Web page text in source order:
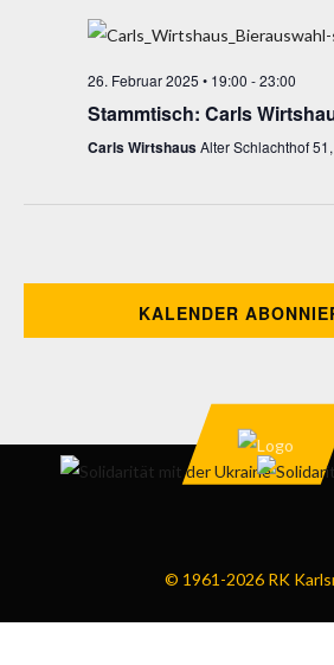
26. Februar 2025 • 19:00 -23:00
Stammtisch: Carls
Carls WirtshausAlter Schlachthof
KALENDER
© 1961-2026 RK